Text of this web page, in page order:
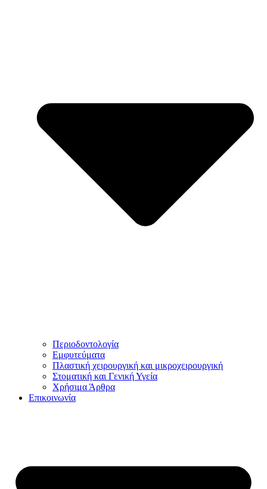
Περιοδοντολογία
Εμφυτεύματα
Πλαστική χειρουργική και μικροχειρουργική
Στοματική και Γενική Υγεία
Χρήσιμα Άρθρα
Επικοινωνία